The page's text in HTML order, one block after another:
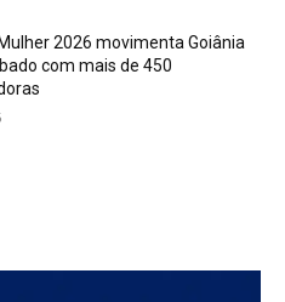
2026 movimenta Goiânia
com mais de 450